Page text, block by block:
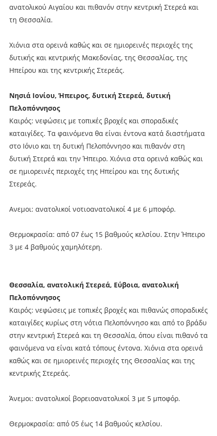
ανατολικού Αιγαίου και πιθανόν στην κεντρική Στερεά και
τη Θεσσαλία.
Χιόνια στα ορεινά καθώς και σε ημιορεινές περιοχές της
δυτικής και κεντρικής Μακεδονίας, της Θεσσαλίας, της
Ηπείρου και της κεντρικής Στερεάς.
Νησιά Ιονίου, Ήπειρος, δυτική Στερεά, δυτική
Πελοπόννησος
Καιρός: νεφώσεις με τοπικές βροχές και σποραδικές
καταιγίδες. Τα φαινόμενα θα είναι έντονα κατά διαστήματα
στο Ιόνιο και τη δυτική Πελοπόννησο και πιθανόν στη
δυτική Στερεά και την Ήπειρο. Χιόνια στα ορεινά καθώς και
σε ημιορεινές περιοχές της Ηπείρου και της δυτικής
Στερεάς.
Ανεμοι: ανατολικοί νοτιοανατολικοί 4 με 6 μποφόρ.
Θερμοκρασία: από 07 έως 15 βαθμούς κελσίου. Στην Ήπειρο
3 με 4 βαθμούς χαμηλότερη.
Θεσσαλία, ανατολική Στερεά, Εύβοια, ανατολική
Πελοπόννησος
Καιρός: νεφώσεις με τοπικές βροχές και πιθανώς σποραδικές
καταιγίδες κυρίως στη νότια Πελοπόννησο και από το βράδυ
στην κεντρική Στερεά και τη Θεσσαλία, όπου είναι πιθανό τα
φαινόμενα να είναι κατά τόπους έντονα. Χιόνια στα ορεινά
καθώς και σε ημιορεινές περιοχές της Θεσσαλίας και της
κεντρικής Στερεάς.
Άνεμοι: ανατολικοί βορειοανατολικοί 3 με 5 μποφόρ.
Θερμοκρασία: από 05 έως 14 βαθμούς κελσίου.